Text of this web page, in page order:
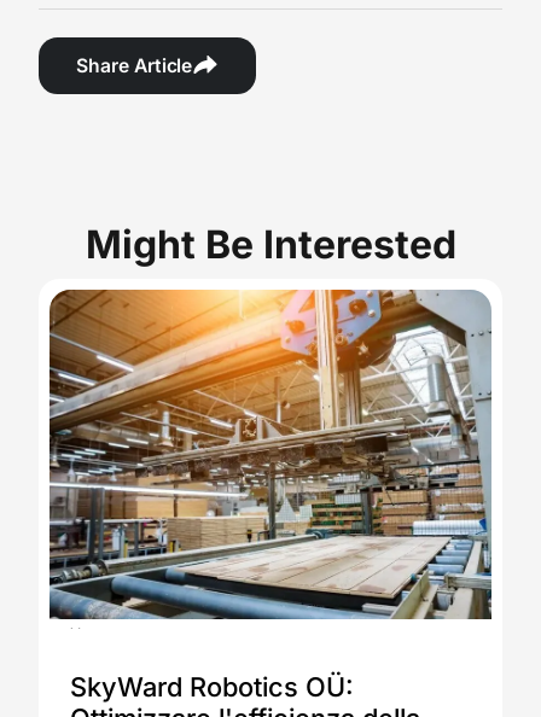
Share Article
Might Be Interested
SkyWard Robotics OÜ: